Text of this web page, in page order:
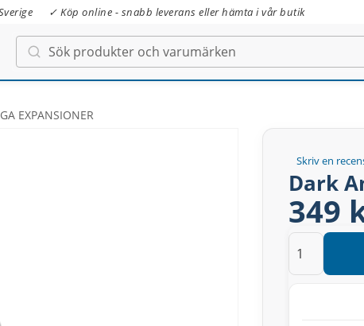
✓ Köp online - snabb leverans eller hämta i vår butik
EXPANSIONER
Skriv en
Dark
349